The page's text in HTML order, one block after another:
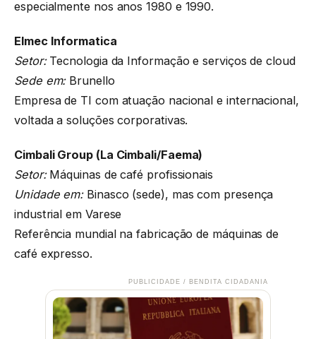
especialmente nos anos 1980 e 1990.
Elmec Informatica
Setor:Tecnologia da Informação e serviços de cloud
Sede em:Brunello
Empresa de TI com atuação nacional e internacional,
voltada a soluções corporativas.
Cimbali Group (La Cimbali/Faema)
Setor:Máquinas de café profissionais
Unidade em:Binasco (sede), mas com presença
industrial em Varese
Referência mundial na fabricação de máquinas de
café expresso.
PUBLICIDADE / BENDITA CIDADANIA